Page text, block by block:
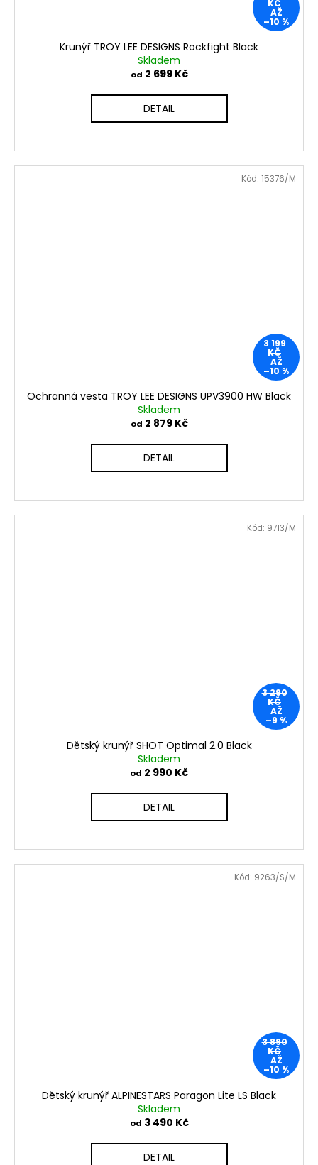
KČ
AŽ
–10 %
Krunýř TROY LEE DESIGNS Rockfight Black
Skladem
od 2 699 Kč
DETAIL
3 199
KČ
AŽ
–10 %
Ochranná vesta TROY LEE DESIGNS UPV3900 HW Black
Skladem
od 2 879 Kč
DETAIL
Kód: 15376/M
3 290
KČ
AŽ
–9 %
Dětský krunýř SHOT Optimal 2.0 Black
Skladem
od 2 990 Kč
DETAIL
Kód: 9713/M
3 890
KČ
AŽ
–10 %
Dětský krunýř ALPINESTARS Paragon Lite LS Black
Skladem
od 3 490 Kč
DETAIL
Kód: 9263/S/M